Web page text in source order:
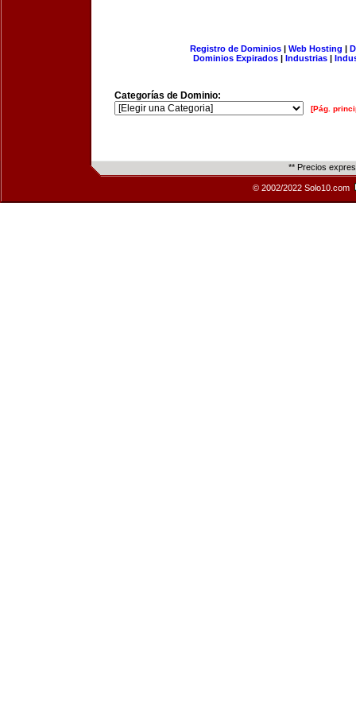
Registro de Dominios| Web Hosting |
Dominios Expirados | Industrias |
Categorías de Dominio:
[Pág.
** Precios
© 2002/2022 Solo10.com